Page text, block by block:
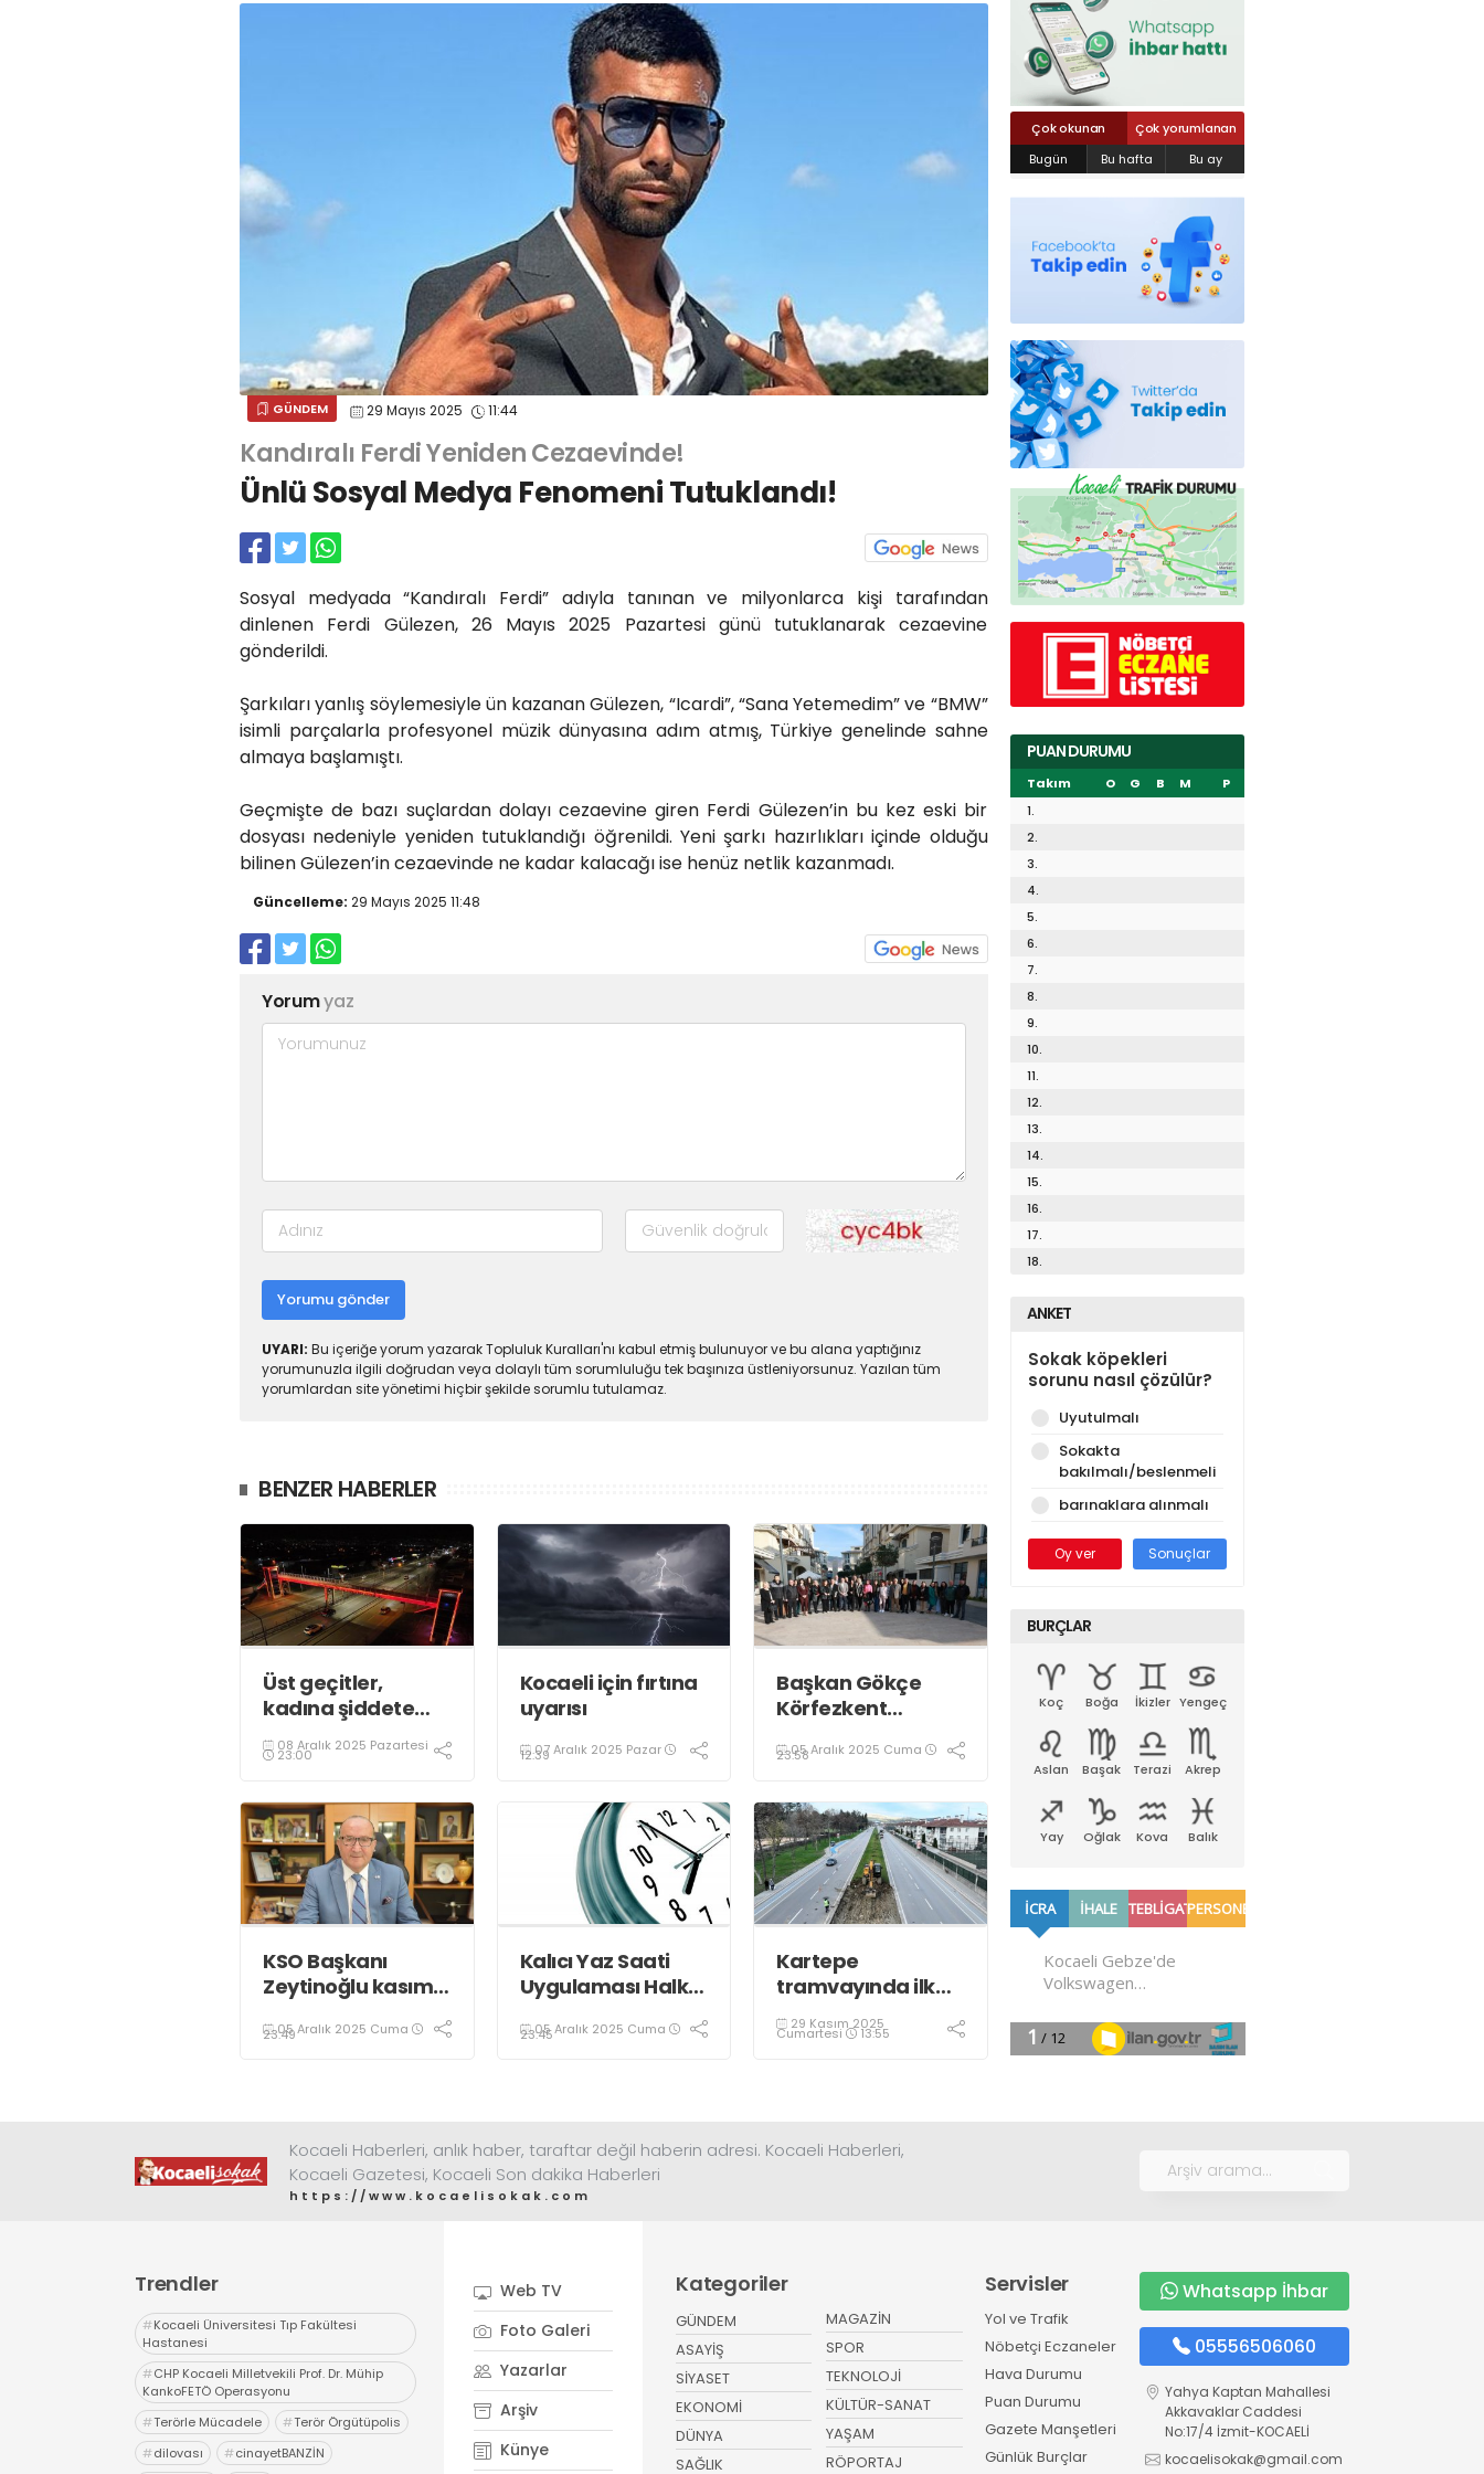
GÜNDEM 29 Mayıs 2025 11:44
Kandıralı Ferdi Yeniden Cezaevinde!
Ünlü Sosyal Medya Fenomeni Tutuklandı!
Sosyal medyada “Kandıralı Ferdi” adıyla tanınan ve milyonlarca kişi tarafından
dinlenen Ferdi Gülezen, 26 Mayıs 2025 Pazartesi günü tutuklanarak cezaevine
gönderildi.
Şarkıları yanlış söylemesiyle ün kazanan Gülezen, “Icardi”, “Sana Yetemedim” ve “BMW”
isimli parçalarla profesyonel müzik dünyasına adım atmış, Türkiye genelinde sahne
almaya başlamıştı.
Geçmişte de bazı suçlardan dolayı cezaevine giren Ferdi Gülezen’in bu kez eski bir
dosyası nedeniyle yeniden tutuklandığı öğrenildi. Yeni şarkı hazırlıkları içinde olduğu
bilinen Gülezen’in cezaevinde ne kadar kalacağı ise henüz netlik kazanmadı.
Güncelleme: 29 Mayıs 2025 11:48
Yorumyaz
Yorumu gönder
UYARI: Bu içeriğe yorum yazarak Topluluk Kuralları'nı kabul etmiş bulunuyor ve bu alana yaptığınız
yorumunuzla ilgili doğrudan veya dolaylı tüm sorumluluğu tek başınıza üstleniyorsunuz. Yazılan tüm
yorumlardan site yönetimi hiçbir şekilde sorumlu tutulamaz.
BENZER HABERLER
Üst geçitler,
kadına şiddete
karşı “turuncu”
renkle aydınlatıldı;
08 Aralık 2025 Pazartesi
23:00
Kocaeli için fırtına
uyarısı
07 Aralık 2025 Pazar
12:39
Başkan Gökçe
Körfezkent
Oldu
05 Aralık 2025 Cuma
23:58
KSO Başkanı
Zeytinoğlu kasım
verilerini
05 Aralık 2025 Cuma
23:49
Kalıcı Yaz Saati
Uygulaması Halkın
Ediyor!
05 Aralık 2025 Cuma
23:45
Kartepe
tramvayında ilk
kepçe vuruldu
29 Kasım 2025
Cumartesi 13:55
Çok okunan
Çok yorumlanan
Bugün
Bu hafta Bu ay
PUAN DURUMU
Takım O G B M
P
1.
2.
3.
4.
5.
6.
7.
8.
9.
10.
11.
12.
13.
14.
15.
16.
17.
18.
ANKET
Sokak köpekleri
sorunu nasıl çözülür?
Uyutulmalı
Sokakta
bakılmalı/beslenmeli
barınaklara alınmalı
Oy ver Sonuçlar
BURÇLAR
Koç Boğa İkizler Yengeç
Aslan Başak Terazi Akrep
Yay Oğlak Kova Balık
Kocaeli Haberleri, anlık haber, taraftar değil haberin adresi. Kocaeli Haberleri,
Kocaeli Gazetesi, Kocaeli Son dakika Haberleri
https://www.kocaelisokak.com
Trendler
#Kocaeli Üniversitesi Tıp Fakültesi
Hastanesi
#CHP Kocaeli Milletvekili Prof. Dr. Mühip
KankoFETÖ Operasyonu
#Terörle Mücadele #Terör Örgütüpolis
#dilovası #cinayetBANZİN
Web TV
Foto Galeri
Yazarlar
Arşiv
Künye
Kategoriler
GÜNDEM
ASAYİŞ
SİYASET
EKONOMİ
DÜNYA
SAĞLIK
MAGAZİN
SPOR
TEKNOLOJİ
KÜLTÜR-SANAT
YAŞAM
RÖPORTAJ
Servisler
Yol ve Trafik
Nöbetçi Eczaneler
Hava Durumu
Puan Durumu
Gazete Manşetleri
Günlük Burçlar
Whatsapp İhbar
05556506060
Yahya Kaptan Mahallesi
Akkavaklar Caddesi
No:17/4 İzmit-KOCAELİ
kocaelisokak@gmail.com
Yahya Kaptan Mahallesi Akkavaklar
kocaelisokak@gmail.com